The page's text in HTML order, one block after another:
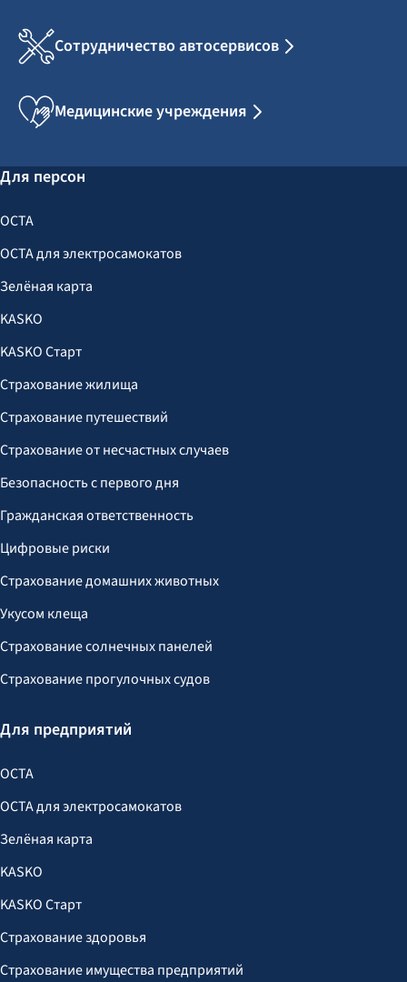
Сотрудничество автосервисов
Медицинские учреждения
Для персон
OCTA
OCTA для электросамокатов
Зелёная карта
KASKO
KASKO Старт
Страхование жилища
Страхование путешествий
Страхование от несчастных случаев
Безопасность с первого дня
Гражданская ответственность
Цифровые риски
Страхование домашних животных
Укусом клеща
Страхование солнечных панелей
Страхование прогулочных судов
Для предприятий
OCTA
OCTA для электросамокатов
Зелёная карта
KASKO
KASKO Старт
Страхование здоровья
Страхование имущества предприятий